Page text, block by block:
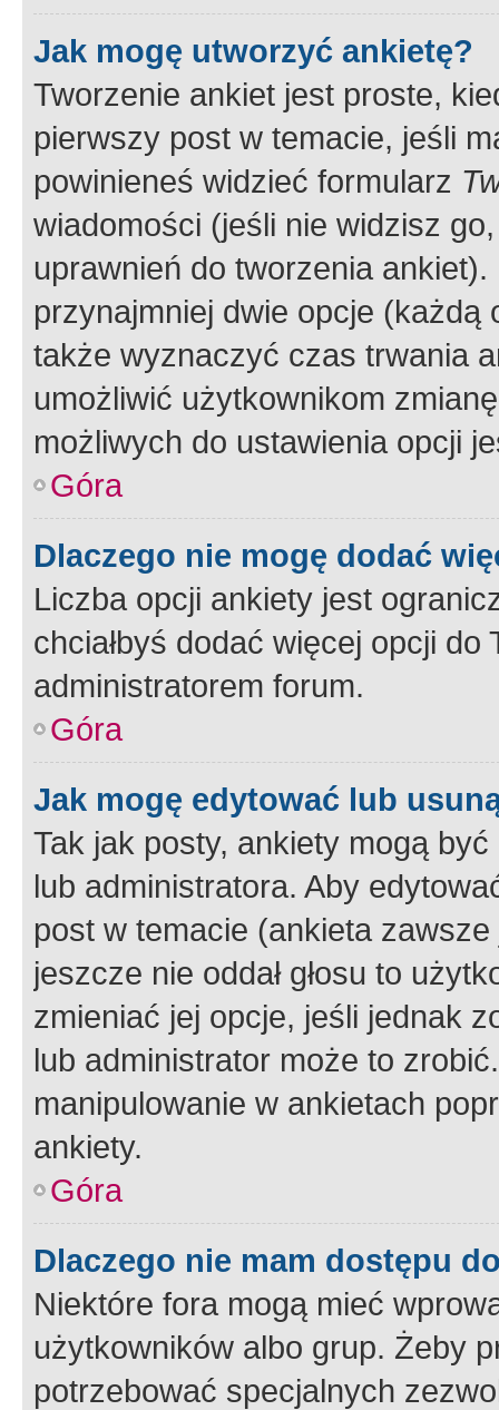
Jak mogę utworzyć ankietę?
Tworzenie ankiet jest proste,
pierwszy post w temacie, jeśli
powinieneś widzieć formularz
wiadomości (jeśli nie widzisz
uprawnień do tworzenia
przynajmniej dwie opcje
także wyznaczyć czas trwania
umożliwić użytkownikom
możliwych do ustawienia opcji
Góra
Dlaczego nie mogę dodać
Liczba opcji ankiety jest
chciałbyś dodać więcej opcji
administratorem forum.
Góra
Jak mogę edytować lub
Tak jak posty, ankiety mogą
lub administratora. Aby
post w temacie (ankieta
jeszcze nie oddał głosu to
zmieniać jej opcje, jeśli jednak
lub administrator może to
manipulowanie w ankietach
ankiety.
Góra
Dlaczego nie mam dostępu
Niektóre fora mogą mieć
użytkowników albo grup. Żeby
potrzebować specjalnych